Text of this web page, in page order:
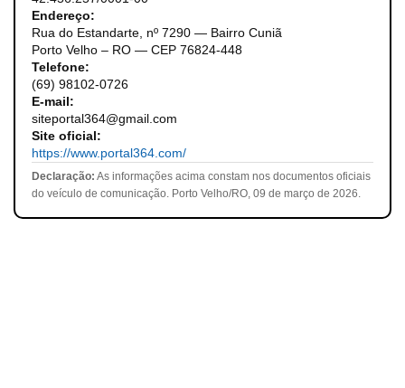
Endereço:
Rua do Estandarte, nº 7290 — Bairro Cuniã
Porto Velho – RO — CEP 76824-448
Telefone:
(69) 98102-0726
E-mail:
siteportal364@gmail.com
Site oficial:
https://www.portal364.com/
Declaração: As informações acima constam nos documentos oficiais
do veículo de comunicação. Porto Velho/RO, 09 de março de 2026.